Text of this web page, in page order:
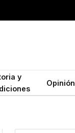
y
Opinión